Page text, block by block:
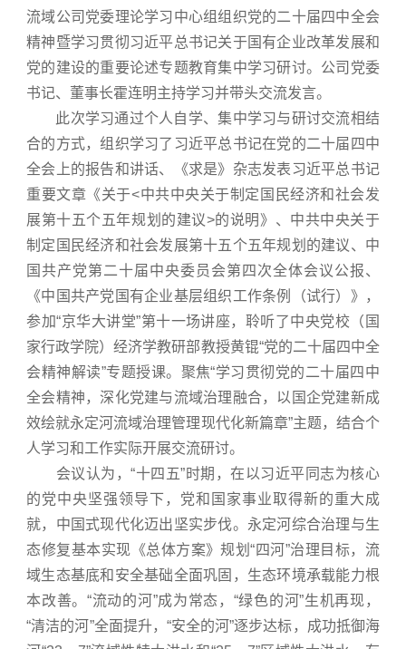
流域公司党委理论学习中心组组织党的二十届四中全会
精神暨学习贯彻习近平总书记关于国有企业改革发展和
党的建设的重要论述专题教育集中学习研讨。公司党委
书记、董事长霍连明主持学习并带头交流发言。
此次学习通过个人自学、集中学习与研讨交流相结
合的方式，组织学习了习近平总书记在党的二十届四中
全会上的报告和讲话、《求是》杂志发表习近平总书记
重要文章《关于<中共中央关于制定国民经济和社会发
展第十五个五年规划的建议>的说明》、中共中央关于
制定国民经济和社会发展第十五个五年规划的建议、中
国共产党第二十届中央委员会第四次全体会议公报、
《中国共产党国有企业基层组织工作条例（试行）》，
参加“京华大讲堂”第十一场讲座，聆听了中央党校（国
家行政学院）经济学教研部教授黄锟“党的二十届四中全
会精神解读”专题授课。聚焦“学习贯彻党的二十届四中
全会精神，深化党建与流域治理融合，以国企党建新成
效绘就永定河流域治理管理现代化新篇章”主题，结合个
人学习和工作实际开展交流研讨。
会议认为，“十四五”时期，在以习近平同志为核心
的党中央坚强领导下，党和国家事业取得新的重大成
就，中国式现代化迈出坚实步伐。永定河综合治理与生
态修复基本实现《总体方案》规划“四河”治理目标，流
域生态基底和安全基础全面巩固，生态环境承载能力根
本改善。“流动的河”成为常态，“绿色的河”生机再现，
“清洁的河”全面提升，“安全的河”逐步达标，成功抵御海